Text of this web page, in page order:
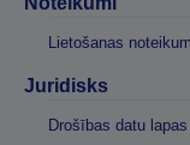
Lietošanas
Juridisks
Drošības datu lapas